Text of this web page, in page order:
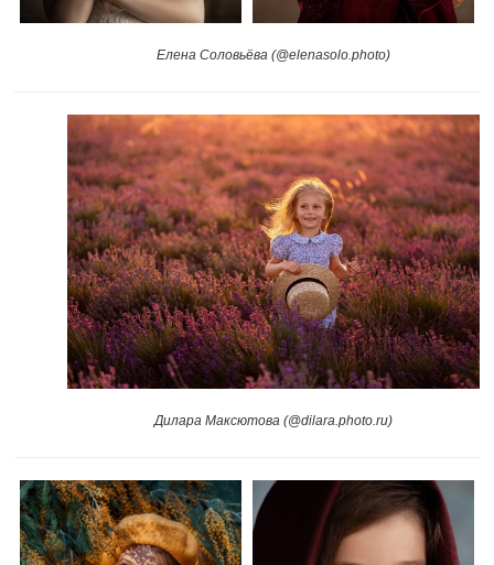
Елена Соловьёва (@elenasolo.photo)
Дилара Максютова (@dilara.photo.ru)